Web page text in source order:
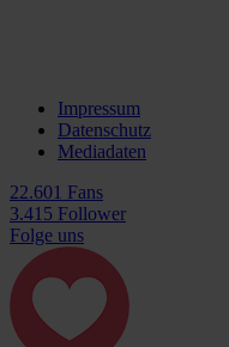
Impressum
Datenschutz
Mediadaten
22.601 Fans
3.415 Follower
Folge uns